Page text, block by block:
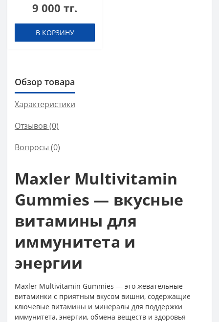
gummies
9 000 тг.
В КОРЗИНУ
Обзор товара
Характеристики
Отзывов (0)
Вопросы (0)
Maxler Multivitamin
Gummies — вкусные
витамины для
иммунитета и
энергии
Maxler Multivitamin Gummies — это жевательные
витаминки с приятным вкусом вишни, содержащие
ключевые витамины и минералы для поддержки
иммунитета, энергии, обмена веществ и здоровья